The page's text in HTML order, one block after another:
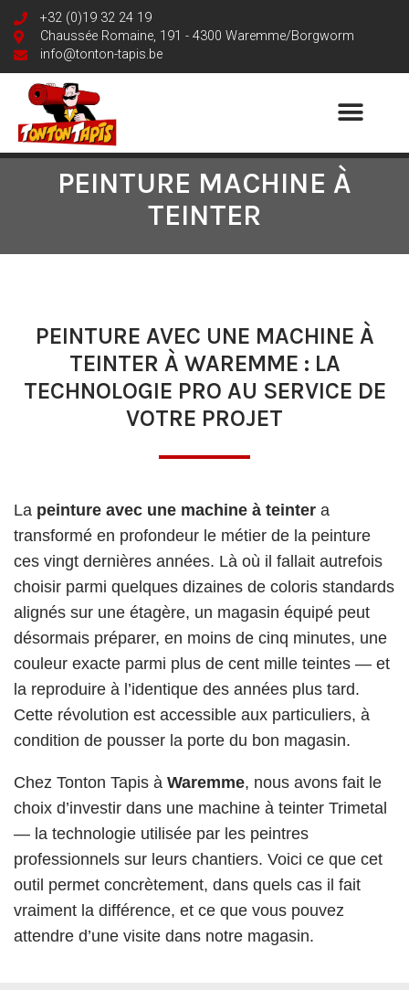
+32 (0)19 32 24 19
Chaussée Romaine, 191 - 4300 Waremme/Borgworm
info@tonton-tapis.be
PEINTURE MACHINE À
TEINTER
PEINTURE AVEC UNE MACHINE À
TEINTER À WAREMME : LA
TECHNOLOGIE PRO AU SERVICE DE
VOTRE PROJET
La peinture avec une machine à teinter a
transformé en profondeur le métier de la peinture
ces vingt dernières années. Là où il fallait autrefois
choisir parmi quelques dizaines de coloris standards
alignés sur une étagère, un magasin équipé peut
désormais préparer, en moins de cinq minutes, une
couleur exacte parmi plus de cent mille teintes — et
la reproduire à l’identique des années plus tard.
Cette révolution est accessible aux particuliers, à
condition de pousser la porte du bon magasin.
Chez Tonton Tapis à Waremme, nous avons fait le
choix d’investir dans une machine à teinter Trimetal
— la technologie utilisée par les peintres
professionnels sur leurs chantiers. Voici ce que cet
outil permet concrètement, dans quels cas il fait
vraiment la différence, et ce que vous pouvez
attendre d’une visite dans notre magasin.